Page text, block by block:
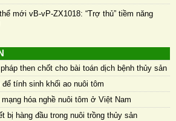
mới vB-vP-ZX1018: “Trợ thủ” tiềm năng
then chốt cho bài toán dịch bệnh thủy sản
tính sinh khối ao nuôi tôm
hóa nghề nuôi tôm ở Việt Nam
bị hàng đầu trong nuôi trồng thủy sản